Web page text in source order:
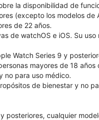
la disponibilidad de
(excepto los modelos
de 22 años.
de watchOS e iOS. Su
Watch Series 9 y
mayores de 18
no para uso médico.
de bienestar y no
cualquier